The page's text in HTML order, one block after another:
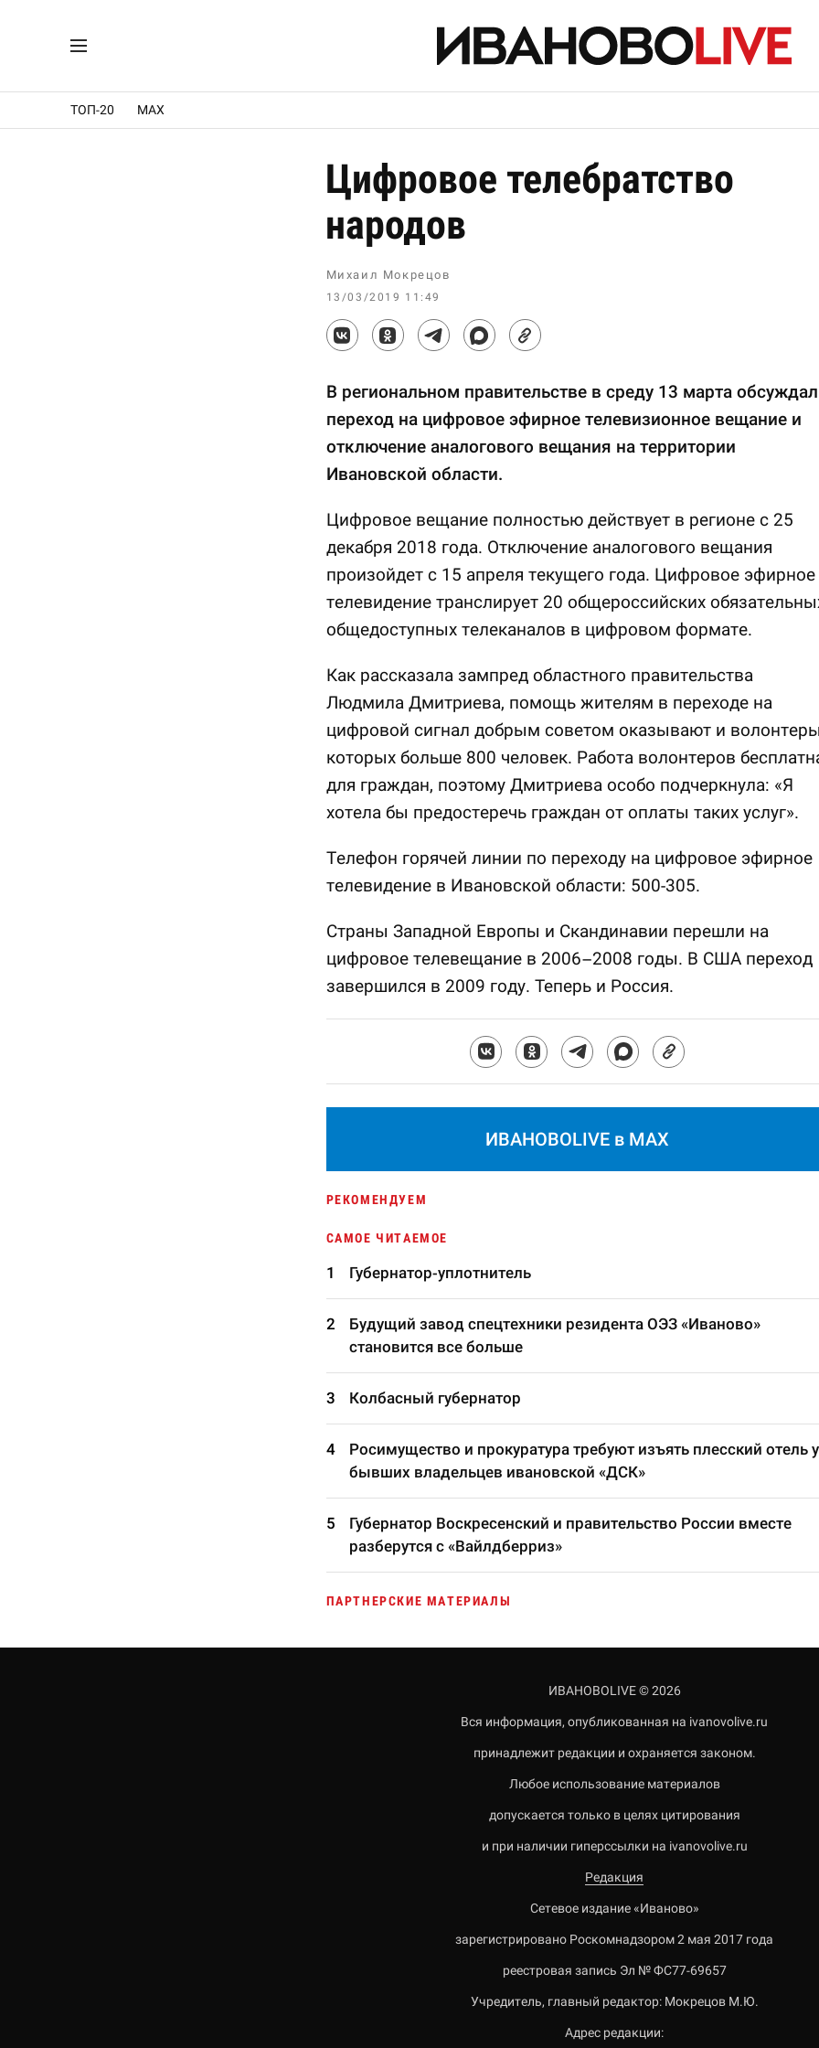
ТОП-20 MAX
Цифровое телебратство
народов
Михаил Мокрецов
13/03/2019 11:49
В региональном правительстве в среду 13 марта
переход на цифровое эфирное телевизионное вещание и
отключение аналогового вещания на территории
Ивановской области.
Цифровое вещание полностью действует в регионе с 25
декабря 2018 года. Отключение аналогового вещания
произойдет с 15 апреля текущего года. Цифровое эфирное
телевидение транслирует 20 общероссийских
общедоступных телеканалов в цифровом формате.
Как рассказала зампред областного правительства
Людмила Дмитриева, помощь жителям в переходе на
цифровой сигнал добрым советом оказывают и
которых больше 800 человек. Работа волонтеров
для граждан, поэтому Дмитриева особо подчеркнула: «Я
хотела бы предостеречь граждан от оплаты таких услуг».
Телефон горячей линии по переходу на цифровое эфирное
телевидение в Ивановской области: 500-305.
Страны Западной Европы и Скандинавии перешли на
цифровое телевещание в 2006–2008 годы. В США переход
завершился в 2009 году. Теперь и Россия.
ИВАНОВОLIVE в MAX
РЕКОМЕНДУЕМ
САМОЕ ЧИТАЕМОЕ
Губернатор-уплотнитель
Будущий завод спецтехники резидента ОЭЗ «Иваново»
становится все больше
Колбасный губернатор
Росимущество и прокуратура требуют изъять плесский отель у
бывших владельцев ивановской «ДСК»
Губернатор Воскресенский и правительство России вместе
разберутся с «Вайлдберриз»
ПАРТНЕРСКИЕ МАТЕРИАЛЫ
ИВАНОВОLIVE © 2026
Вся информация, опубликованная на ivanovolive.ru
принадлежит редакции и охраняется законом.
Любое использование материалов
допускается только в целях цитирования
и при наличии гиперссылки на ivanovolive.ru
Редакция
Сетевое издание «Иваново»
зарегистрировано Роскомнадзором 2 мая 2017 года
реестровая запись Эл № ФС77-69657
Учредитель, главный редактор: Мокрецов М.Ю.
Адрес редакции: